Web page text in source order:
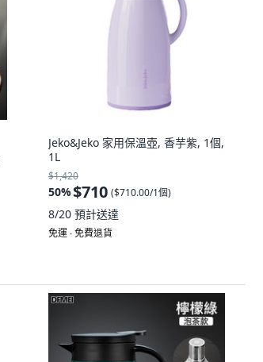
Jeko&Jeko 家用保溫壺, 香芋紫, 1個,
1L
$1,420
50%$710 ($710.00/1個)
8/20 預計送達
免運 ∙ 免費退貨